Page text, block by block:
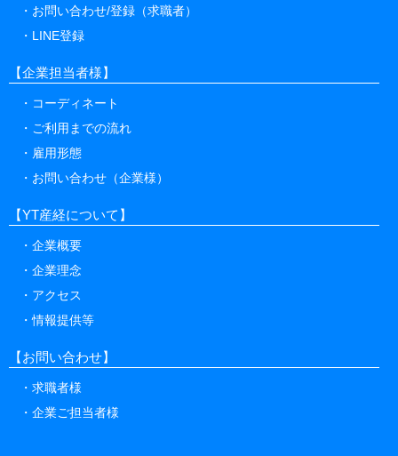
お問い合わせ/登録（求職者）
LINE登録
【企業担当者様】
コーディネート
ご利用までの流れ
雇用形態
お問い合わせ（企業様）
【YT産経について】
企業概要
企業理念
アクセス
情報提供等
【お問い合わせ】
求職者様
企業ご担当者様